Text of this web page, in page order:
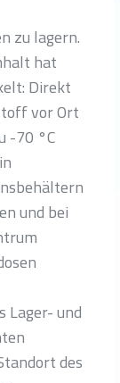
zu lagern.
hat
Direkt
vor Ort
-70 °C
und bei
Lager- und
des